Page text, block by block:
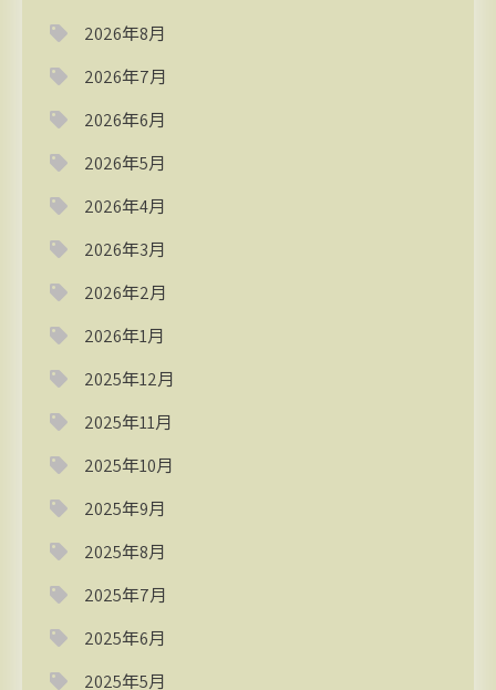
2026年8月
2026年7月
2026年6月
2026年5月
2026年4月
2026年3月
2026年2月
2026年1月
2025年12月
2025年11月
2025年10月
2025年9月
2025年8月
2025年7月
2025年6月
2025年5月